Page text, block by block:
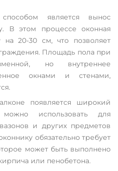
является вынос
В этом процессе оконная
20-30 см, что позволяет
Площадь пола при
но внутреннее
окнами и стенами,
появляется широкий
использовать для
и других предметов
обязательно требует
может быть выполнено
или пенобетона.